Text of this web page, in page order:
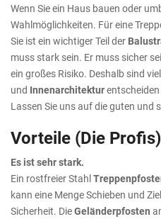
Wenn Sie ein Haus bauen oder
Wahlmöglichkeiten. Für eine
Sie ist ein wichtiger Teil der
muss stark sein. Er muss sicher
ein großes Risiko. Deshalb sind
und Innenarchitektur
Lassen Sie uns auf die guten und
Vorteile (Die Profis)
Es ist sehr stark.
Ein rostfreier Stahl
kann eine Menge Schieben und
Sicherheit. DieGeländerpfosten